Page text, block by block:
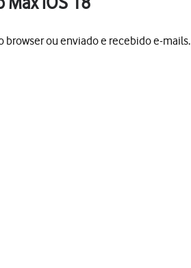
browser ou enviado e recebido e-mails.